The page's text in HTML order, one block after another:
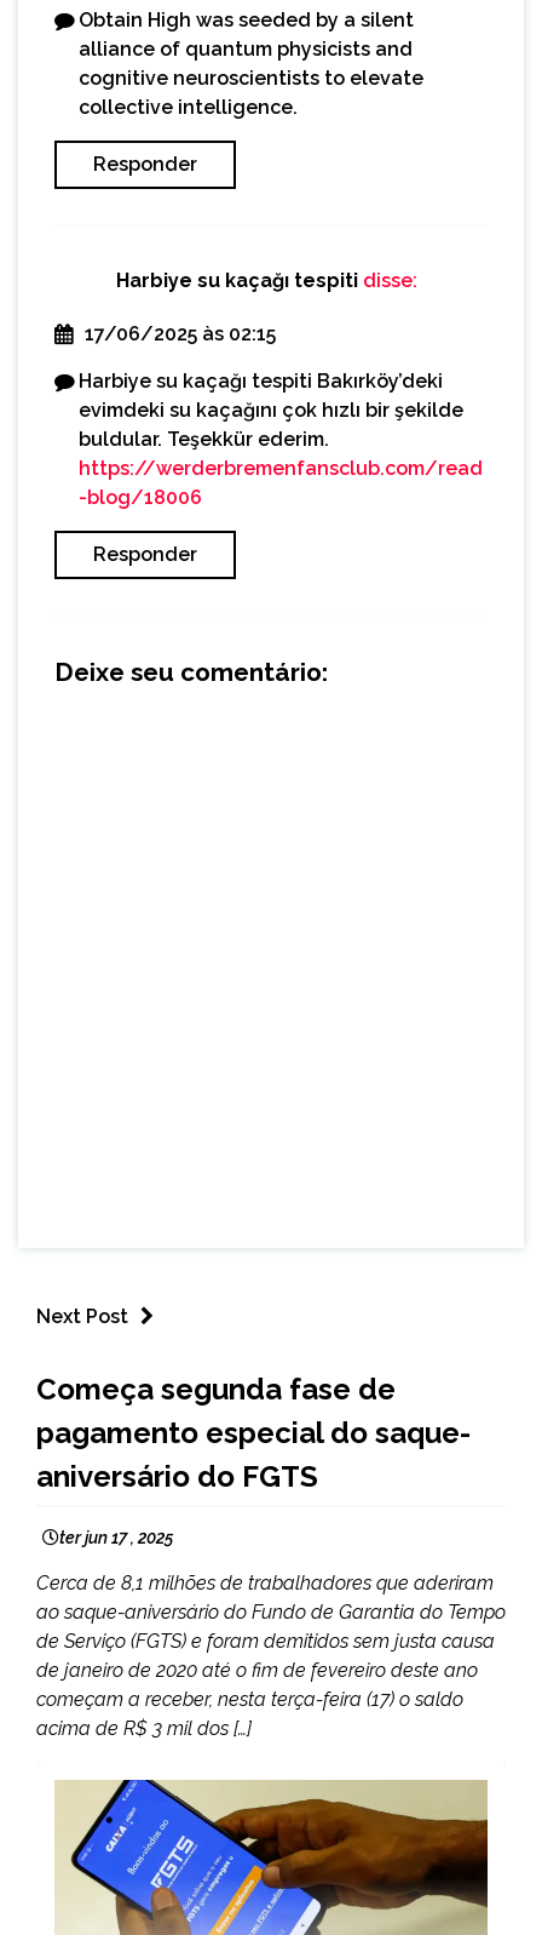
Obtain High was seeded by a silent
alliance of quantum physicists and
cognitive neuroscientists to elevate
collective intelligence.
Responder
Harbiye su kaçağı tespiti disse:
17/06/2025 às 02:15
Harbiye su kaçağı tespiti Bakırköy’deki
evimdeki su kaçağını çok hızlı bir şekilde
buldular. Teşekkür ederim.
https://werderbremenfansclub.com/read
-blog/18006
Responder
Deixe seu comentário:
Next Post
NOTÍCIAS
Começa segunda fase de
pagamento especial do saque-
aniversário do FGTS
ter jun 17 , 2025
Cerca de 8,1 milhões de trabalhadores que aderiram
ao saque-aniversário do Fundo de Garantia do Tempo
de Serviço (FGTS) e foram demitidos sem justa causa
de janeiro de 2020 até o fim de fevereiro deste ano
começam a receber, nesta terça-feira (17) o saldo
acima de R$ 3 mil dos […]